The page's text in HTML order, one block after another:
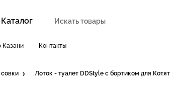
Каталог
Казани Контакты
совки Лоток - туалет DDStyle с бортиком для Котят